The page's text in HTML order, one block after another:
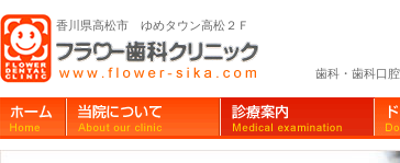
香川県高松市 ゆめタウン高松２Ｆ
歯科・歯科口